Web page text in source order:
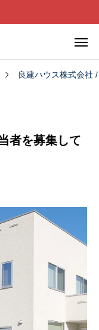
良建ハウス株式会社
者を募集して